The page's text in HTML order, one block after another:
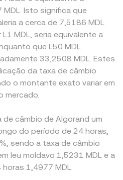
Isto significa que
a cerca de 7,5186 MDL.
MDL, seria equivalente a
que L50 MDL
33,2508 MDL. Estes
da taxa de câmbio
o montante exato variar em
mercado.
câmbio de Algorand um
do período de 24 horas,
sendo a taxa de câmbio
leu moldavo 1,5231 MDL e a
1,4977 MDL.